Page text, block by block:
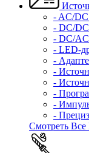
- AC/
- DC/DC
- DC/
- LED-
-
-
-
-
-
-
Смотреть